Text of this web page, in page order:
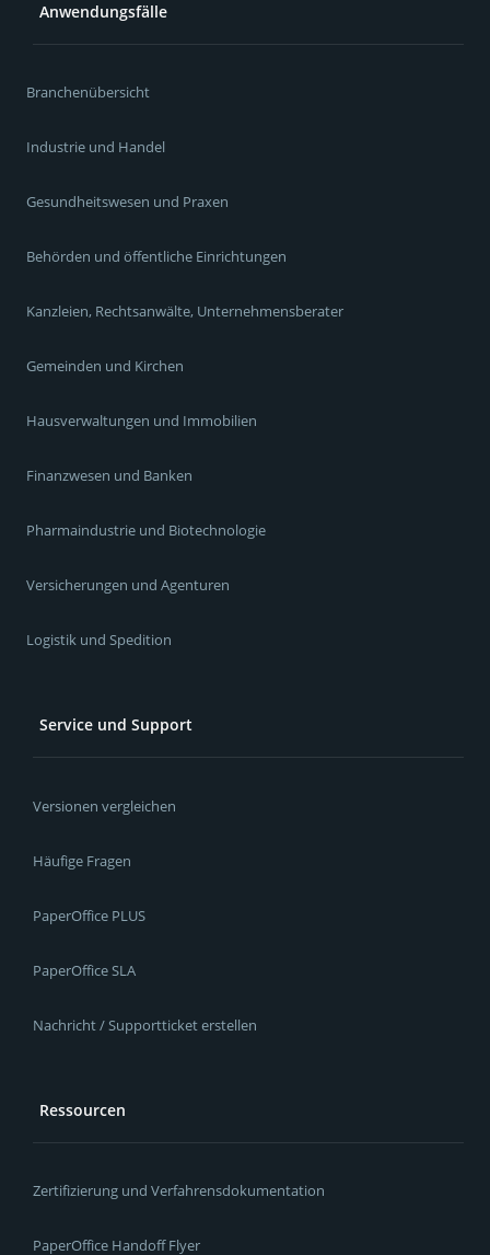
Anwendungsfälle
Branchenübersicht
Industrie und Handel
Gesundheitswesen und Praxen
Behörden und öffentliche Einrichtungen
Kanzleien, Rechtsanwälte, Unternehmensberater
Gemeinden und Kirchen
Hausverwaltungen und Immobilien
Finanzwesen und Banken
Pharmaindustrie und Biotechnologie
Versicherungen und Agenturen
Logistik und Spedition
Service und Support
Versionen vergleichen
Häufige Fragen
PaperOffice PLUS
PaperOffice SLA
Nachricht / Supportticket erstellen
Ressourcen
Zertifizierung und Verfahrensdokumentation
PaperOffice Handoff Flyer